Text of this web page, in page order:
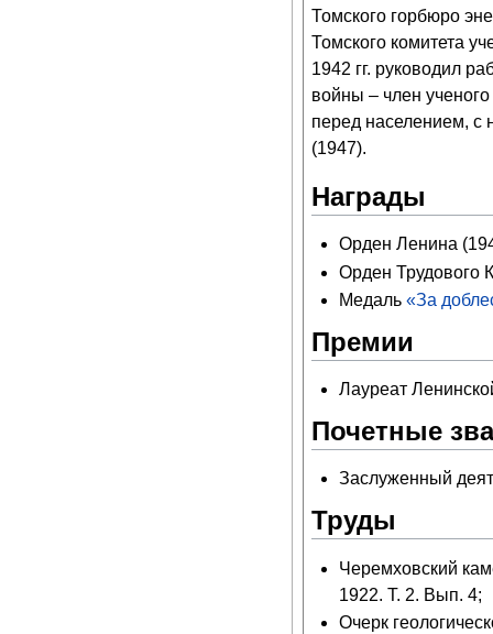
Томского горбюро
Томского комитета
1942 гг. руководил
войны – член
перед населением, с
(1947).
Награды
Орден Ленина
Орден Трудового
Медаль«За
Премии
Лауреат
Почетные
Заслуженный
Труды
Черемховский
1922. Т. 2. Вып. 4;
Очерк